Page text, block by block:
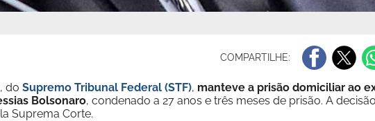
COMPARTILHE:
, do Supremo Tribunal Federal (STF), manteve a prisão domiciliar ao
Bolsonaro, condenado a 27 anos e três meses de prisão. A decisão
Suprema Corte.